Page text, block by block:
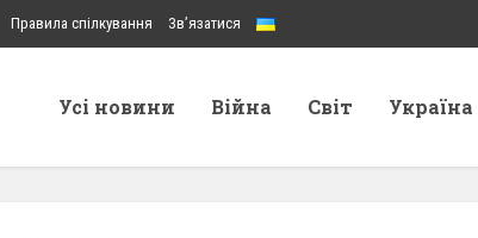
Правила спілкування Зв’язатися
Усі новини Війна Світ Україна